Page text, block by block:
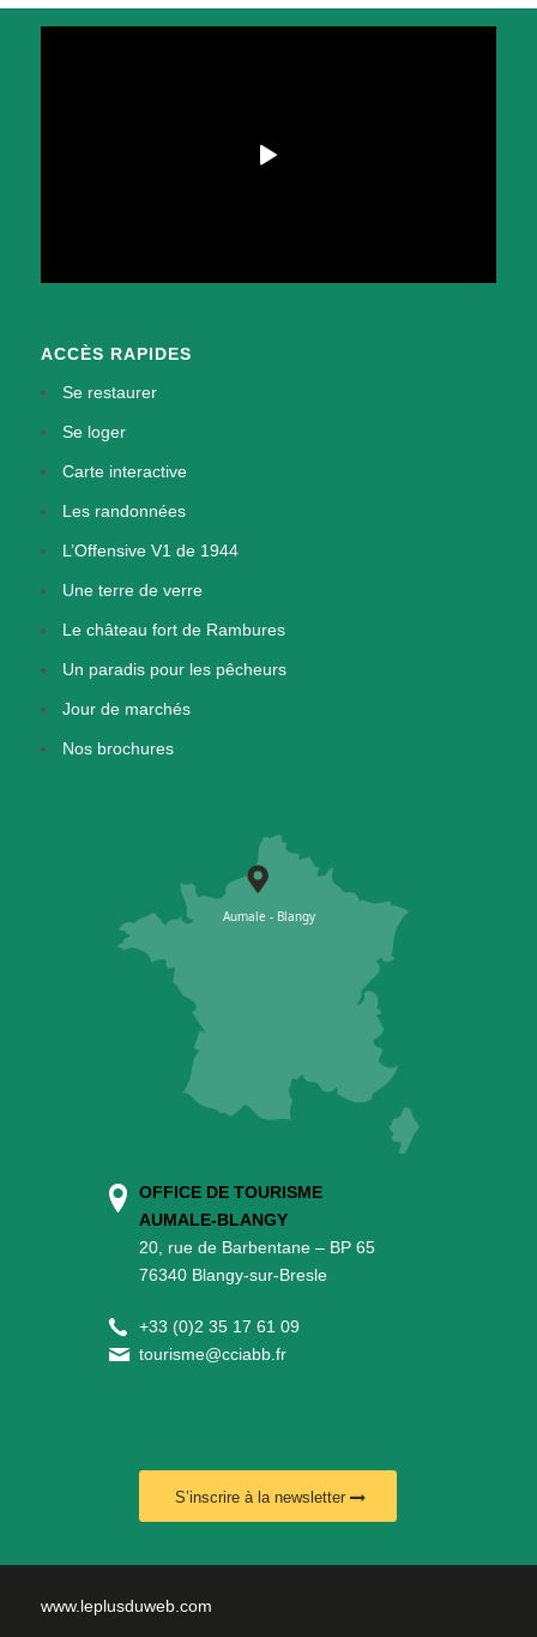
ACCÈS RAPIDES
Se restaurer
Se loger
Carte interactive
Les randonnées
L’Offensive V1 de 1944
Une terre de verre
Le château fort de Rambures
Un paradis pour les pêcheurs
Jour de marchés
Nos brochures
OFFICE DE TOURISME
AUMALE-BLANGY
20, rue de Barbentane – BP 65
76340 Blangy-sur-Bresle
+33 (0)2 35 17 61 09
tourisme@cciabb.fr
S’inscrire à la newsletter
www.leplusduweb.com